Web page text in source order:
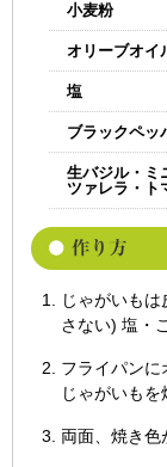
小麦粉
オリーブオイ
塩
ブラックペッ
生バジル・ミ
ツァレラ・ト
じゃがいも
さない) 塩・
フライパンに
じゃがいもを
両面、焼き色